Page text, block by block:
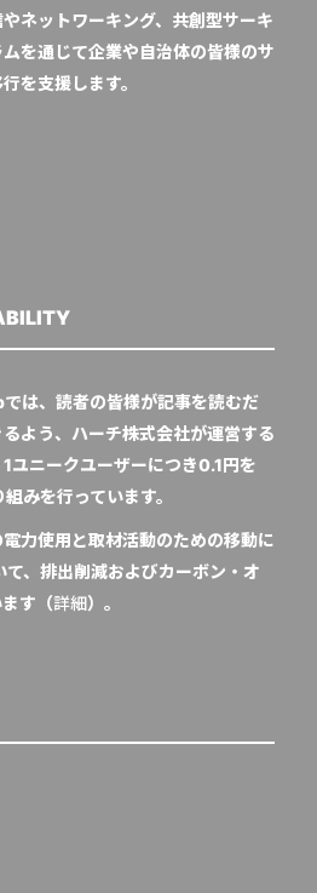
ネットワーキング、共創型サーキ
を通じて企業や自治体の皆様のサ
を支援します。
は、読者の皆様が記事を読むだ
よう、ハーチ株式会社が運営する
1ユニークユーザーにつき0.1円を
みを行っています。
力使用と取材活動のための移動に
、排出削減およびカーボン・オ
す（詳細）。